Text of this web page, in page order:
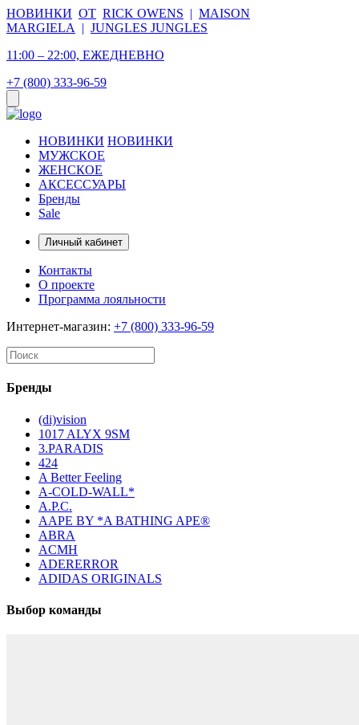
НОВИНКИ ОТ RICK OWENS | MAISON
MARGIELA
| JUNGLES JUNGLES
11:00 – 22:00, ЕЖЕДНЕВНО
+7 (800) 333-96-59
НОВИНКИ НОВИНКИ
МУЖСКОЕ
ЖЕНСКОЕ
АКСЕССУАРЫ
Бренды
Sale
Личный кабинет
Контакты
О проекте
Программа лояльности
Интернет-магазин: +7 (800) 333-96-59
Бренды
(di)vision
1017 ALYX 9SM
3.PARADIS
424
A Better Feeling
A-COLD-WALL*
A.P.C.
AAPE BY *A BATHING APE®
ABRA
ACMH
ADERERROR
ADIDAS ORIGINALS
Выбор команды